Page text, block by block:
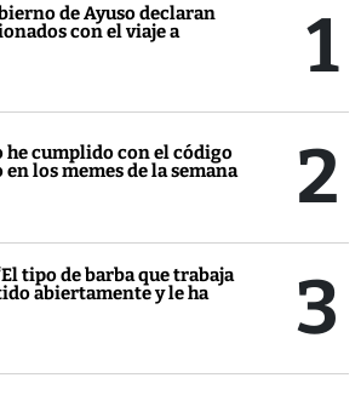
de Ayuso declaran
con el viaje a
1
he cumplido con el código
los memes de la semana
2
tipo de barba que trabaja
abiertamente y le ha
3